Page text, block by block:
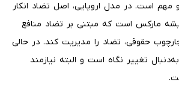
مهم است. در مدل اروپایی، اصل تضاد انکار
مارکس است که مبتنی بر تضاد منافع
حقوقی، تضاد را مدیریت کند. در حالی
تغییر نگاه است و البته نیازمند